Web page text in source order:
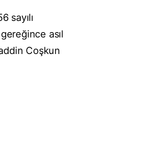
sayılı
asıl
Coşkun